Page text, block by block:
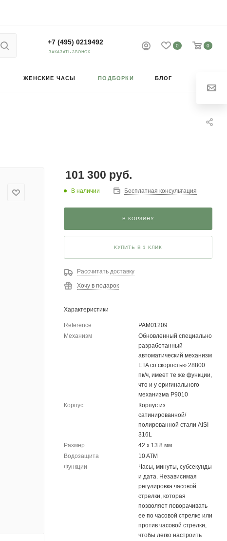
0 0
+7 (495) 0219492
ЗАКАЗАТЬ ЗВОНОК
ЖЕНСКИЕ ЧАСЫ ПОДБОРКИ БЛОГ
101 300 руб.
В наличии Бесплатная консультация
В КОРЗИНУ
КУПИТЬ В 1 КЛИК
Рассчитать доставку
Хочу в подарок
Характеристики
Reference
PAM01209
Механизм
Обновленный специально
разработанный
автоматический механизм
ETA со скоростью 28800
пк/ч, имеет те же функции,
что и у оригинального
механизма P9010
Корпус
Корпус из
сатинированной/
полированной стали AISI
316L
Размер
42 х 13.8 мм.
Водозащита
10 ATM
Функции
Часы, минуты, субсекунды
и дата. Независимая
регулировка часовой
стрелки, которая
позволяет поворачивать
ее по часовой стрелке или
против часовой стрелки,
чтобы легко настроить